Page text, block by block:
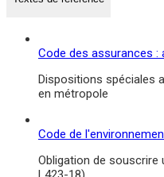
Code des assurances :
Dispositions spéciales
en métropole
Code de
Obligation de souscrire